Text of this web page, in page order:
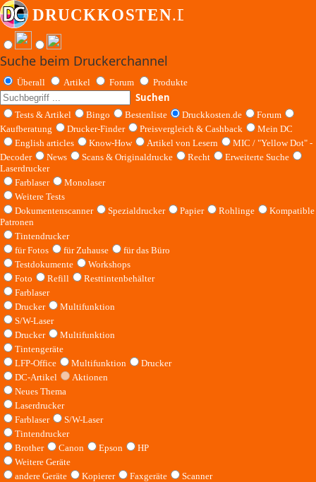
Suche beim Druckerchannel
Überall Artikel Forum Produkte
Suchen
Tests & Artikel Bingo Bestenliste Druckkosten.de
Forum
Kaufberatung
Drucker-Finder Preisvergleich & Cashback
Mein DC
English articles
Know-How Artikel von Lesern
MIC / "Yellow Dot" -
Decoder
News Scans & Originaldrucke Recht
Erweiterte Suche
Laserdrucker
Farblaser
Monolaser
Weitere Tests
Dokumentenscanner
Spezialdrucker Papier Rohlinge
Kompatible
Patronen
Tintendrucker
für Fotos
für Zuhause
für das Büro
Testdokumente
Workshops
Foto
Refill
Resttintenbehälter
Farblaser
Drucker
Multifunktion
S/W-Laser
Drucker
Multifunktion
Tintengeräte
LFP-Office
Multifunktion
Drucker
DC-Artikel
Aktionen
Neues Thema
Laserdrucker
Farblaser
S/W-Laser
Tintendrucker
Brother
Canon Epson
HP
Weitere Geräte
andere Geräte
Kopierer Faxgeräte
Scanner